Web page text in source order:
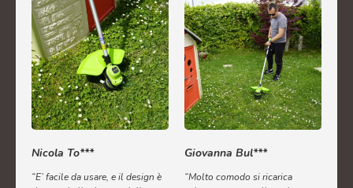
Nicola To***
“E’ facile da usare, e il design è
Giovanna Bul***
“Molto comodo si ricarica